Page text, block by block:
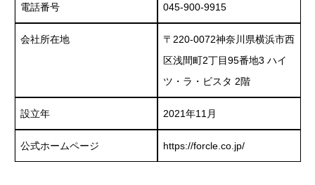
電話番号 045-900-9915
会社所在地
〒220-0072神奈川県横浜市西
区浅間町2丁目95番地3 ハイ
ツ・ラ・ビスタ 2階
設立年 2021年11月
公式ホームページ https://forcle.co.jp/